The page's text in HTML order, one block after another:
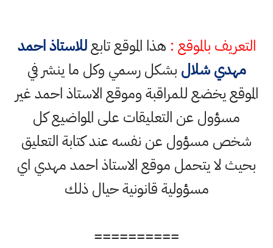
التعريف بالموقع : هذا الموقع تابعللاستاذ احمد
مهدي شلال بشكل رسمي وكل ما ينشر في
الموقع يخضع للمراقبة وموقع الاستاذ احمد غير
مسؤول عن التعليقات على المواضيع كل
شخص مسؤول عن نفسه عند كتابة التعليق
بحيث لا يتحمل موقع الاستاذ احمد مهدي اي
مسؤولية قانونية حيال ذلك
==========